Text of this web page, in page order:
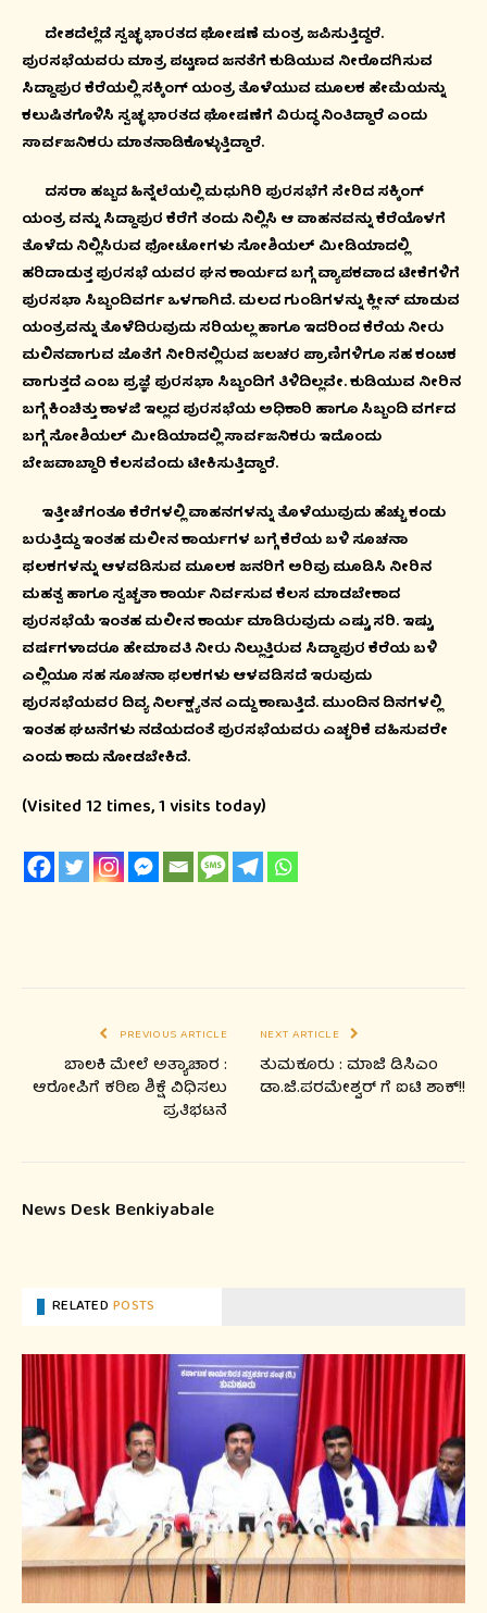
ದೇಶದೆಲ್ಲೆಡೆ ಸ್ವಚ್ಛ ಭಾರತದ ಘೋಷಣೆ ಮಂತ್ರ ಜಪಿಸುತ್ತಿದ್ದರೆ.
ಪುರಸಭೆಯವರು ಮಾತ್ರ ಪಟ್ಟಣದ ಜನತೆಗೆ ಕುಡಿಯುವ ನೀರೊದಗಿಸುವ
ಸಿದ್ದಾಪುರ ಕೆರೆಯಲ್ಲಿ ಸಕ್ಕಿಂಗ್ ಯಂತ್ರ ತೊಳೆಯುವ ಮೂಲಕ ಹೇಮೆಯನ್ನು
ಕಲುಷಿತಗೊಳಿಸಿ ಸ್ವಚ್ಛ ಭಾರತದ ಘೋಷಣೆಗೆ ವಿರುದ್ಧ ನಿಂತಿದ್ದಾರೆ ಎಂದು
ಸಾರ್ವಜನಿಕರು ಮಾತನಾಡಿಕೊಳ್ಳುತ್ತಿದ್ದಾರೆ.
ದಸರಾ ಹಬ್ಬದ ಹಿನ್ನೆಲೆಯಲ್ಲಿ ಮಧುಗಿರಿ ಪುರಸಭೆಗೆ ಸೇರಿದ ಸಕ್ಕಿಂಗ್
ಯಂತ್ರ ವನ್ನು ಸಿದ್ದಾಪುರ ಕೆರೆಗೆ ತಂದು ನಿಲ್ಲಿಸಿ ಆ ವಾಹನವನ್ನು ಕೆರೆಯೊಳಗೆ
ತೊಳೆದು ನಿಲ್ಲಿಸಿರುವ ಫೋಟೋಗಳು ಸೋಶಿಯಲ್ ಮೀಡಿಯಾದಲ್ಲಿ
ಹರಿದಾಡುತ್ತ ಪುರಸಭೆ ಯವರ ಘನ ಕಾರ್ಯದ ಬಗ್ಗೆ ವ್ಯಾಪಕವಾದ ಟೀಕೆಗಳಿಗೆ
ಪುರಸಭಾ ಸಿಬ್ಬಂದಿವರ್ಗ ಒಳಗಾಗಿದೆ. ಮಲದ ಗುಂಡಿಗಳನ್ನು ಕ್ಲೀನ್ ಮಾಡುವ
ಯಂತ್ರವನ್ನು ತೊಳೆದಿರುವುದು ಸರಿಯಲ್ಲ ಹಾಗೂ ಇದರಿಂದ ಕೆರೆಯ ನೀರು
ಮಲಿನವಾಗುವ ಜೊತೆಗೆ ನೀರಿನಲ್ಲಿರುವ ಜಲಚರ ಪ್ರಾಣಿಗಳಿಗೂ ಸಹ ಕಂಟಕ
ವಾಗುತ್ತದೆ ಎಂಬ ಪ್ರಜ್ಞೆ ಪುರಸಭಾ ಸಿಬ್ಬಂದಿಗೆ ತಿಳಿದಿಲ್ಲವೇ. ಕುಡಿಯುವ ನೀರಿನ
ಬಗ್ಗೆ ಕಿಂಚಿತ್ತು ಕಾಳಜಿ ಇಲ್ಲದ ಪುರಸಭೆಯ ಅಧಿಕಾರಿ ಹಾಗೂ ಸಿಬ್ಬಂದಿ ವರ್ಗದ
ಬಗ್ಗೆ ಸೋಶಿಯಲ್ ಮೀಡಿಯಾದಲ್ಲಿ ಸಾರ್ವಜನಿಕರು ಇದೊಂದು
ಬೇಜವಾಬ್ದಾರಿ ಕೆಲಸವೆಂದು ಟೀಕಿಸುತ್ತಿದ್ದಾರೆ.
ಇತ್ತೀಚೆಗಂತೂ ಕೆರೆಗಳಲ್ಲಿ ವಾಹನಗಳನ್ನು ತೊಳೆಯುವುದು ಹೆಚ್ಚು ಕಂಡು
ಬರುತ್ತಿದ್ದು ಇಂತಹ ಮಲೀನ ಕಾರ್ಯಗಳ ಬಗ್ಗೆ ಕೆರೆಯ ಬಳಿ ಸೂಚನಾ
ಫಲಕಗಳನ್ನು ಆಳವಡಿಸುವ ಮೂಲಕ ಜನರಿಗೆ ಅರಿವು ಮೂಡಿಸಿ ನೀರಿನ
ಮಹತ್ವ ಹಾಗೂ ಸ್ವಚ್ಚತಾ ಕಾರ್ಯ ನಿರ್ವಸುವ ಕೆಲಸ ಮಾಡಬೇಕಾದ
ಪುರಸಭೆಯೆ ಇಂತಹ ಮಲೀನ ಕಾರ್ಯ ಮಾಡಿರುವುದು ಎಷ್ಟು ಸರಿ. ಇಷ್ಟು
ವರ್ಷಗಳಾದರೂ ಹೇಮಾವತಿ ನೀರು ನಿಲ್ಲುತ್ತಿರುವ ಸಿದ್ದಾಪುರ ಕೆರೆಯ ಬಳಿ
ಎಲ್ಲಿಯೂ ಸಹ ಸೂಚನಾ ಫಲಕಗಳು ಆಳವಡಿಸದೆ ಇರುವುದು
ಪುರಸಭೆಯವರ ದಿವ್ಯ ನಿರ್ಲಕ್ಷ್ಯತನ ಎದ್ದು ಕಾಣುತ್ತಿದೆ. ಮುಂದಿನ ದಿನಗಳಲ್ಲಿ
ಇಂತಹ ಘಟನೆಗಳು ನಡೆಯದಂತೆ ಪುರಸಭೆಯವರು ಎಚ್ಚರಿಕೆ ವಹಿಸುವರೇ
ಎಂದು ಕಾದು ನೋಡಬೇಕಿದೆ.
(Visited 12 times, 1 visits today)
PREVIOUS ARTICLE
ಬಾಲಕಿ ಮೇಲೆ ಅತ್ಯಾಚಾರ :
ಆರೋಪಿಗೆ ಕಠಿಣ ಶಿಕ್ಷೆ ವಿಧಿಸಲು
ಪ್ರತಿಭಟನೆ
NEXT ARTICLE
ತುಮಕೂರು : ಮಾಜಿ ಡಿಸಿಎಂ
ಡಾ.ಜಿ.ಪರಮೇಶ್ವರ್ ಗೆ ಐಟಿ ಶಾಕ್!!
News Desk Benkiyabale
RELATEDPOSTS